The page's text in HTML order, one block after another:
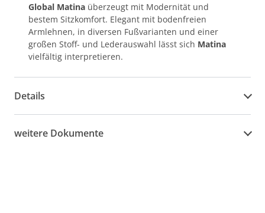
Global Matina überzeugt mit Modernität und
bestem Sitzkomfort. Elegant mit bodenfreien
Armlehnen, in diversen Fußvarianten und einer
großen Stoff- und Lederauswahl lässt sich Matina
vielfältig interpretieren.
Details
weitere Dokumente